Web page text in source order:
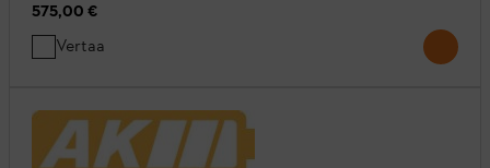
575,00 €
Vertaa